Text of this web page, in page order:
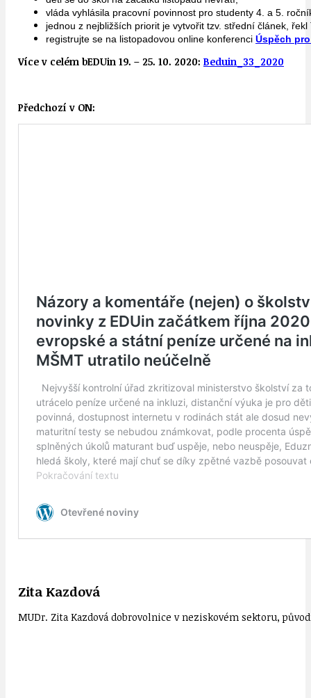
vláda vyhlásila pracovní povinnost pro studenty 4. a 5.
jednou z nejbližších priorit je vytvořit tzv. střední článek,
registrujte se na listopadovou online konferenci Úspěch
Více v celém bEDUin 19. – 25. 10. 2020: Beduin_33_2020
Předchozí v ON:
Zita Kazdová
MUDr. Zita Kazdová dobrovolnice v neziskovém sektoru,